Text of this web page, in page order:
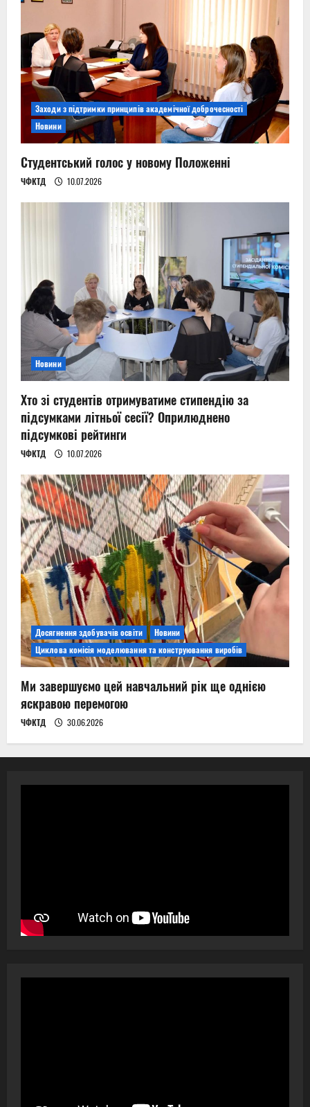
Заходи з підтримки принципів академічної доброчесності
Новини
Студентський голос у новому Положенні
ЧФКТД 10.07.2026
Новини
Хто зі студентів отримуватиме стипендію за
підсумками літньої сесії? Оприлюднено
підсумкові рейтинги
ЧФКТД 10.07.2026
Досягнення здобувачів освіти
Новини
Циклова комісія моделювання та конструювання виробів
Ми завершуємо цей навчальний рік ще однією
яскравою перемогою
ЧФКТД 30.06.2026